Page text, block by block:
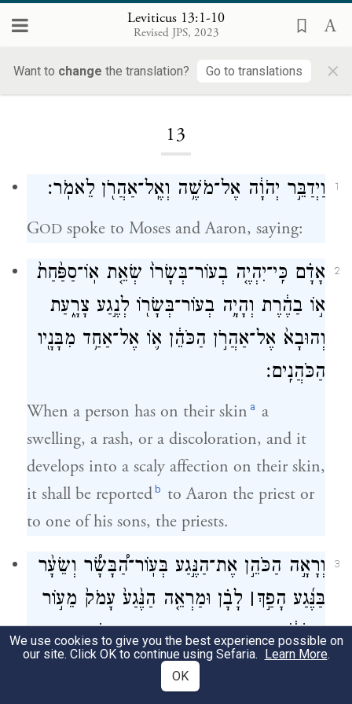
Leviticus 13:1-10
Revised JPS, 2023
Want to change the translation? Go to translations ×
13
1 וַיְדַבֵּ֣ר יְהֹוָ֔ה אֶל־מֹשֶׁ֥ה וְאֶֽל־אַהֲרֹ֖ן לֵאמֹֽר׃
GOD spoke to Moses and Aaron, saying:
2
אָדָ֗ם כִּֽי־יִהְיֶ֤ה בְעוֹר־בְּשָׂרוֹ֙ שְׂאֵ֤ת אֽוֹ־סַפַּ֙חַת֙
א֣וֹ בַהֶ֔רֶת וְהָיָ֥ה בְעוֹר־בְּשָׂר֖וֹ לְנֶ֣גַע צָרָ֑עַת
וְהוּבָא֙ אֶל־אַהֲרֹ֣ן הַכֹּהֵ֔ן א֛וֹ אֶל־אַחַ֥ד מִבָּנָ֖יו
הַכֹּהֲנִֽים׃
When a person has on their skin a a
swelling, a rash, or a discoloration, and it
develops into a scaly affection on their skin,
it shall be reportedb to Aaron the priest or
to one of his sons, the priests.
3
וְרָאָ֣ה הַכֹּהֵ֣ן אֶת־הַנֶּ֣גַע בְּעֽוֹר־הַ֠בָּשָׂ֠ר וְשֵׂעָ֨ר
בַּנֶּ֜גַע הָפַ֣ךְ׀ לָבָ֗ן וּמַרְאֵ֤ה הַנֶּ֙גַע֙ עָמֹק֙ מֵע֣וֹר
בְּשָׂר֔וֹ נֶ֥גַע צָרַ֖עַת ה֑וּא וְרָאָ֥הוּ הַכֹּהֵ֖ן וְטִמֵּ֥א
אֹתֽוֹ׃
We use cookies to give you the best experience possible on
our site. Click OK to continue using Sefaria. Learn More.
OK